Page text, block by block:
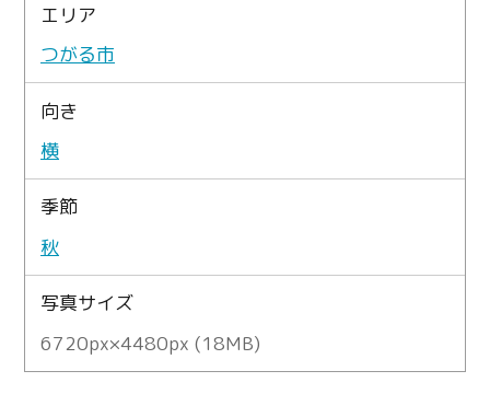
エリア
つがる市
向き
横
季節
秋
写真サイズ
6720px×4480px (18MB)